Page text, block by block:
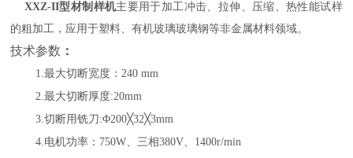
XXZ-II型材制样机主要用于加工冲击、拉伸、压缩、热性能试样
的粗加工，应用于塑料、有机玻璃玻璃钢等非金属材料领域。
技术参数 ：
1.最大切断宽度：240 mm
2.最大切断厚度:20mm
3.切断用铣刀:Φ200╳32╳3mm
4.电机功率：750W、三相380V、1400r/min